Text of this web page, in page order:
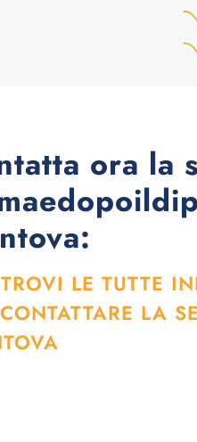
ora la
LE TUTTE
LA